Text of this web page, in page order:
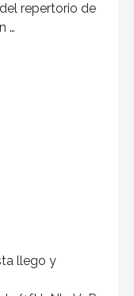
repertorio de
…
llego y